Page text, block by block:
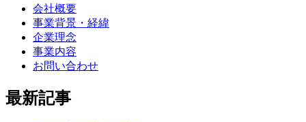
会社概要
事業背景・経緯
企業理念
事業内容
お問い合わせ
最新記事